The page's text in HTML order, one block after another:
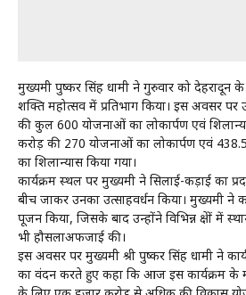
मुख्यमंत्री पुष्कर सिंह धामी ने गुरुवार को देहरादून
शक्ति महोत्सव में प्रतिभाग किया। इस अवसर
की कुल 600 योजनाओं का लोकार्पण एवं
करोड़ की 270 योजनाओं का लोकार्पण एवं
का शिलान्यास किया गया।
कार्यक्रम स्थल पर मुख्यमंत्री ने सिलाई-कड़ाई का
बीच जाकर उनका उत्साहवर्धन किया। मुख्यमंत्री
पूजन किया, जिसके बाद उन्होंने विभिन्न क्षेत्रों में
भी हौसलाअफजाई की।
इस अवसर पर मुख्यमंत्री श्री पुष्कर सिंह धामी ने
का वंदन करते हुए कहा कि आज इस कार्यक्रम के